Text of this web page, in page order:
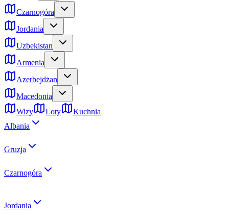
Czarnogóra
Jordania
Uzbekistan
Armenia
Azerbejdżan
Macedonia
Wizy
Loty
Kuchnia
Albania
Gruzja
Czarnogóra
Jordania